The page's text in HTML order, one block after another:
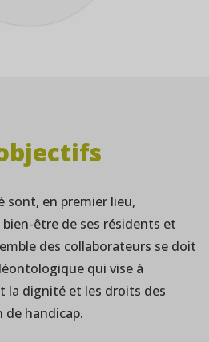
sont, en premier lieu,
être de ses résidents et
des collaborateurs se doit
qui vise à
la dignité et les droits des
handicap.